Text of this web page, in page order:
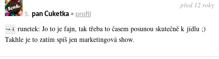
5. pan Cuketka • profil
před 12 roky
↪ 4 runetek: Jo to je fajn, tak třeba to časem posunou skutečně k jídlu ;)
Takhle je to zatím spíš jen marketingová show.